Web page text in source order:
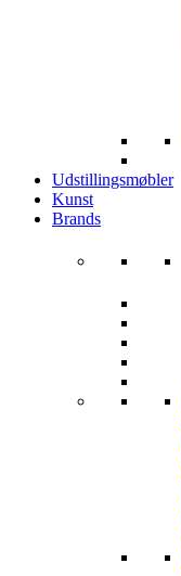
Udstillingsmøbler
Kunst
Brands